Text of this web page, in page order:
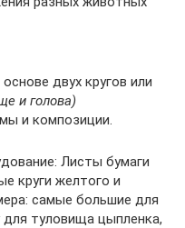
двух кругов или
и голова)
и композиции.
Листы бумаги
круги желтого и
самые большие для
для туловища цыпленка,